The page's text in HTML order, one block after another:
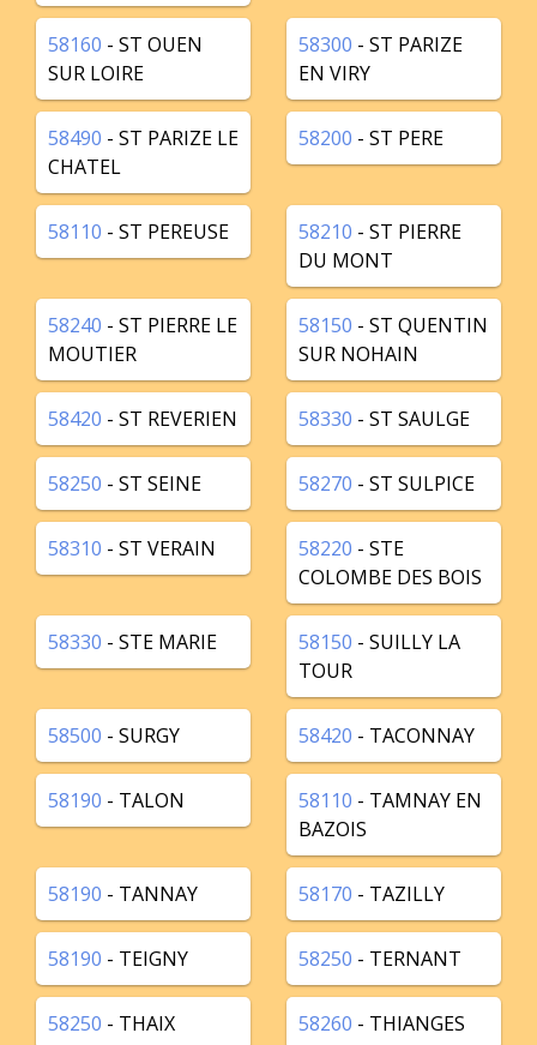
58160 - ST OUEN
SUR LOIRE
58300 - ST PARIZE
EN VIRY
58490 - ST PARIZE LE
CHATEL
58200 - ST PERE
58110 - ST PEREUSE 58210 - ST PIERRE
DU MONT
58240 - ST PIERRE LE
MOUTIER
58150 - ST QUENTIN
SUR NOHAIN
58420 - ST REVERIEN 58330 - ST SAULGE
58250 - ST SEINE 58270 - ST SULPICE
58310 - ST VERAIN 58220 - STE
COLOMBE DES BOIS
58330 - STE MARIE 58150 - SUILLY LA
TOUR
58500 - SURGY 58420 - TACONNAY
58190 - TALON 58110 - TAMNAY EN
BAZOIS
58190 - TANNAY 58170 - TAZILLY
58190 - TEIGNY 58250 - TERNANT
58250 - THAIX 58260 - THIANGES